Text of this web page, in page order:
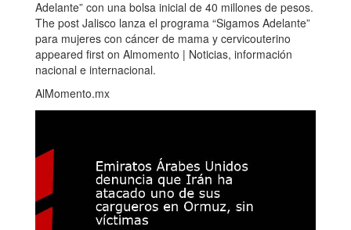
Adelante” con una bolsa inicial de 40 millones de pesos.
The post Jalisco lanza el programa “Sigamos Adelante”
para mujeres con cáncer de mama y cervicouterino
appeared first on Almomento | Noticias, información
nacional e internacional.
AlMomento.mx